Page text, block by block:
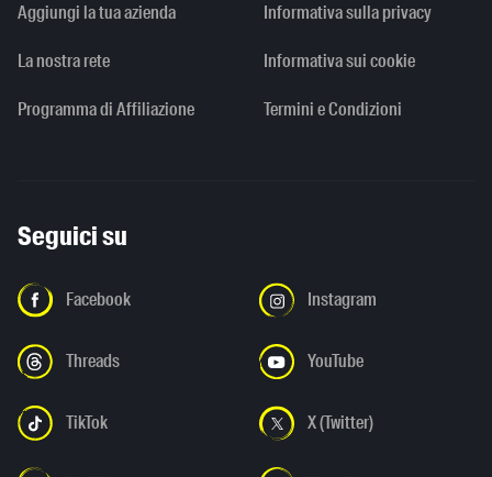
Aggiungi la tua azienda
La nostra rete
Programma di Affiliazione
Informativa sulla privacy
Informativa sui cookie
Termini e Condizioni
Seguici su
Facebook Instagram
Threads YouTube
TikTok X (Twitter)